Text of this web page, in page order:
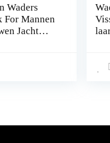
Waders
For Mannen
Jacht
: A, Size : 41